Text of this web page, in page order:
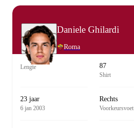
Daniele Ghilardi
Roma
Lengte 87
Shirt
23 jaar
6 jan 2003
Rechts
Voorkeursvoet